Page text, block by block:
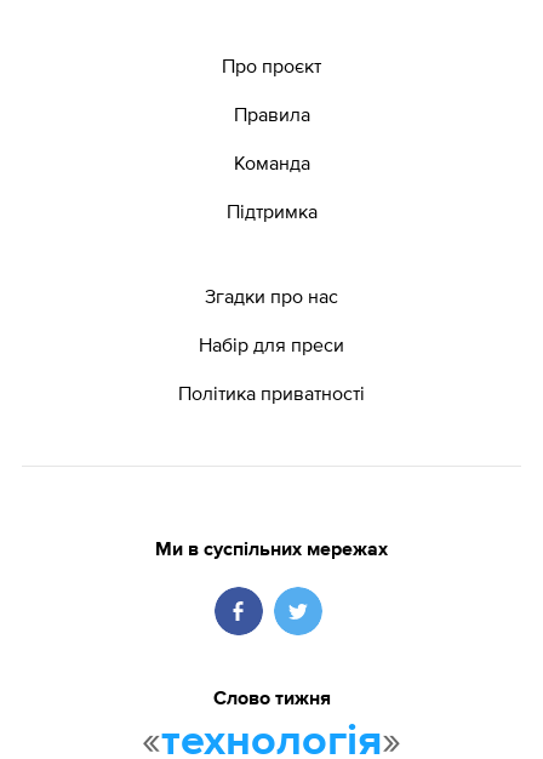
Про проєкт
Правила
Команда
Підтримка
Згадки про нас
Набір для преси
Політика приватності
Ми в суспільних мережах
Слово тижня
«технологія»